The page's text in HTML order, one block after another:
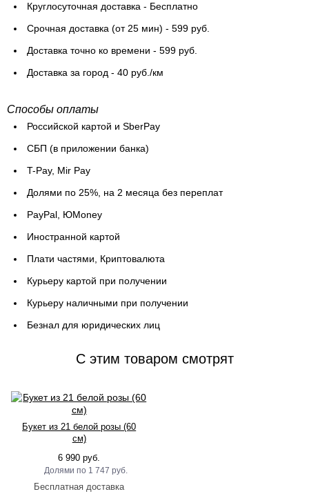
Круглосуточная доставка - Бесплатно
Cрочная доставка (от 25 мин) - 599 руб.
Доставка точно ко времени - 599 руб.
Доставка за город - 40 руб./км
Способы оплаты
Российской картой и SberPay
СБП (в приложении банка)
T-Pay, Mir Pay
Долями по 25%, на 2 месяца без переплат
PayPal, ЮMoney
Иностранной картой
Плати частями, Криптовалюта
Курьеру картой при получении
Курьеру наличными при получении
Безнал для юридических лиц
C этим товаром смотрят
Букет из 21 белой розы (60
см)
6 990 руб.
1 747 руб.